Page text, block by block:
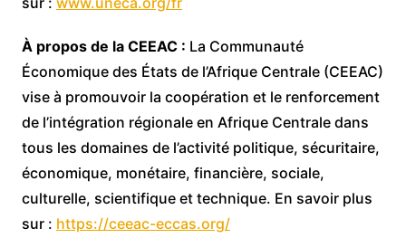
À propos de la CEEAC : La Communauté
Économique des États de l’Afrique Centrale (CEEAC)
vise à promouvoir la coopération et le renforcement
de l’intégration régionale en Afrique Centrale dans
tous les domaines de l’activité politique, sécuritaire,
économique, monétaire, financière, sociale,
culturelle, scientifique et technique. En savoir plus
sur : https://ceeac-eccas.org/